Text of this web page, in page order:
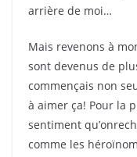
arrière de moi…
Mais revenons à
sont devenus de
commençais non
à aimer ça! Pour la
sentiment
comme les